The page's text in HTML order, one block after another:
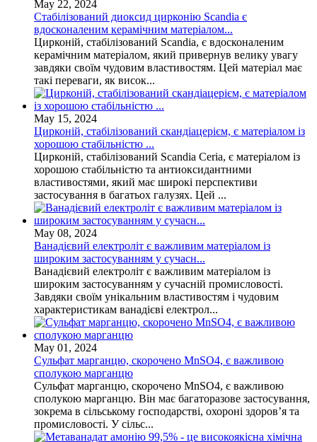
May 22, 2024
Стабілізований диоксид цирконію Scandia є
вдосконаленим керамічним матеріалом...
Цирконій, стабілізований Scandia, є вдосконаленим
керамічним матеріалом, який привернув велику увагу
завдяки своїм чудовим властивостям. Цей матеріал має
такі переваги, як висок...
May 15, 2024
Цирконій, стабілізований скандіацерієм, є матеріалом із
хорошою стабільністю ...
Цирконій, стабілізований Scandia Ceria, є матеріалом із
хорошою стабільністю та антиоксидантними
властивостями, який має широкі перспективи
застосування в багатьох галузях. Цей ...
May 08, 2024
Ванадієвий електроліт є важливим матеріалом із
широким застосуванням у сучасн...
Ванадієвий електроліт є важливим матеріалом із
широким застосуванням у сучасній промисловості.
Завдяки своїм унікальним властивостям і чудовим
характеристикам ванадієві електрол...
May 01, 2024
Сульфат марганцю, скорочено MnSO4, є важливою
сполукою марганцю
Сульфат марганцю, скорочено MnSO4, є важливою
сполукою марганцю. Він має багаторазове застосування,
зокрема в сільському господарстві, охороні здоров’я та
промисловості. У сільс...